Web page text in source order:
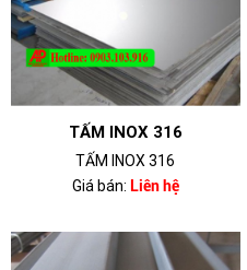
TẤM INOX 316
TẤM INOX 316
Giá bán: Liên hệ